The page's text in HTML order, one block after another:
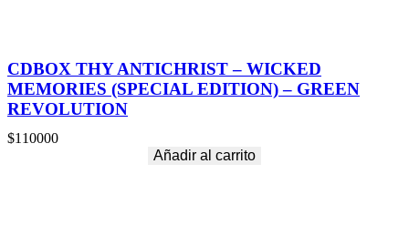
CDBOX THY ANTICHRIST – WICKED
MEMORIES (SPECIAL EDITION) – GREEN
REVOLUTION
$110000
Añadir al carrito